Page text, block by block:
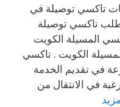
تاكسي توصيلة في
يمكنك طلب تاكسي توصيلة
المسيلة الكويت
الكويت . تاكسي
في تقديم الخدمة
في الانتقال من